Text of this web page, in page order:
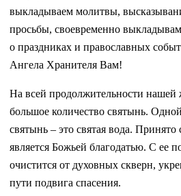
выкладываем молитвы,
просьбы, своевременно
о праздниках и православных
Ангела Хранителя Вам!
На всей продолжительности нашей
большое количество святынь.
святынь – это святая вода. Принято
является Божьей благодатью. С ее
очистится от духовных скверн,
пути подвига спасения.